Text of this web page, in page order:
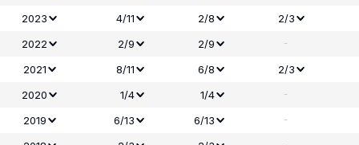
2023 4/11 2/8
2/3
2022
2/9 2/9 -
2021 8/11 6/8
2/3
2020
1/4 1/4 -
2019 6/13 6/13 -